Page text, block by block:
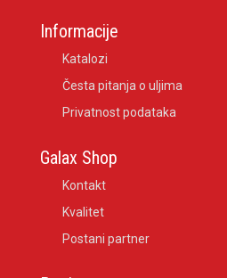
Informacije
Katalozi
Česta pitanja o uljima
Privatnost podataka
Galax Shop
Kontakt
Kvalitet
Postani partner